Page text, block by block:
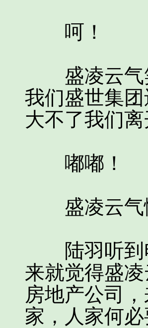
呵！
盛凌云气
我们盛世集
大不了我们
嘟嘟！
盛凌云气
陆羽听到
来就觉得盛
房地产公司
家，人家何